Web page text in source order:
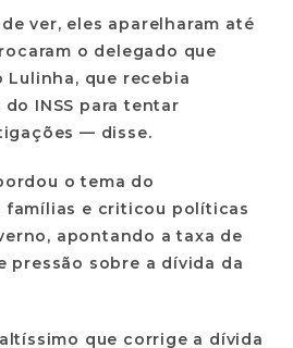
ver, eles aparelharam até
o delegado que
que recebia
INSS para tentar
— disse.
o tema do
famílias e criticou políticas
apontando a taxa de
pressão sobre a dívida da
que corrige a dívida